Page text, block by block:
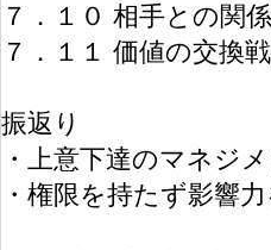
７．１０ 相手との関
７．１１ 価値の交換
振返り
・上意下達のマネジ
・権限を持たず影響